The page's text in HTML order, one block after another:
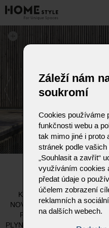
KAYA
KOUTEK PRO ZNALCE.
NOVÉM DESIGNU.
POSOUVAT O 40 cm.
PLYNULE SKLOPIT AŽ DO
Záleží nám
soukromí
Cookies používáme
funkčnosti webu a
tak mimo jiné i proto
stránek podle
„Souhlasit a zavřít“
využíváním cookies
předat údaje o
účelem zobrazení
reklamních a
na dalších webech.